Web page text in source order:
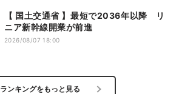
【 国土交通省 】最短で2036年以降 リ
ニア新幹線開業が前進
2026/08/07 18:00
ランキングをもっと見る